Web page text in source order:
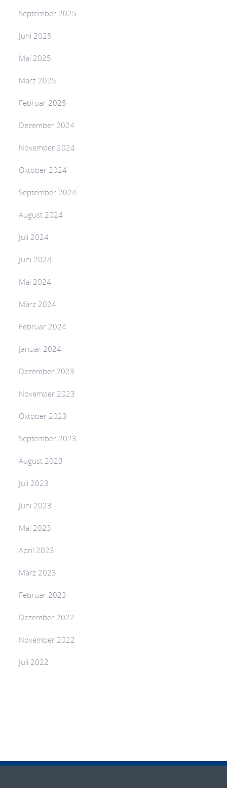
September 2025
Juni 2025
Mai 2025
März 2025
Februar 2025
Dezember 2024
November 2024
Oktober 2024
September 2024
August 2024
Juli 2024
Juni 2024
Mai 2024
März 2024
Februar 2024
Januar 2024
Dezember 2023
November 2023
Oktober 2023
September 2023
August 2023
Juli 2023
Juni 2023
Mai 2023
April 2023
März 2023
Februar 2023
Dezember 2022
November 2022
Juli 2022